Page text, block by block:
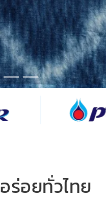
อร่อยทั่วไทย